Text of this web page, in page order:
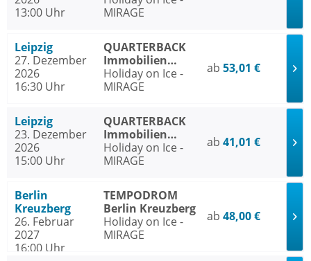
13:00 Uhr
MIRAGE
Leipzig
27. Dezember
2026
16:30 Uhr
QUARTERBACK
Immobilien
ARENA Leipzig
Holiday on Ice -
MIRAGE
ab 53,01 €
Leipzig
23. Dezember
2026
15:00 Uhr
QUARTERBACK
Immobilien
ARENA Leipzig
Holiday on Ice -
MIRAGE
ab 41,01 €
Berlin
Kreuzberg
26. Februar
2027
16:00 Uhr
TEMPODROM
Berlin Kreuzberg
Holiday on Ice -
MIRAGE
ab 48,00 €